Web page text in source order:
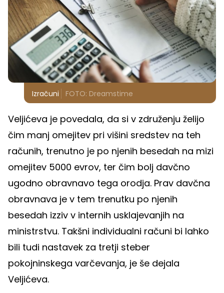
Izračuni FOTO: Dreamstime
Veljićeva je povedala, da si v združenju želijo
čim manj omejitev pri višini sredstev na teh
računih, trenutno je po njenih besedah na mizi
omejitev 5000 evrov, ter čim bolj davčno
ugodno obravnavo tega orodja. Prav davčna
obravnava je v tem trenutku po njenih
besedah izziv v internih usklajevanjih na
ministrstvu. Takšni individualni računi bi lahko
bili tudi nastavek za tretji steber
pokojninskega varčevanja, je še dejala
Veljićeva.